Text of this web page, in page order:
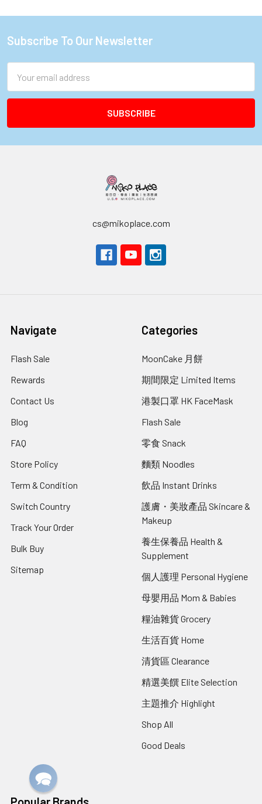
Footer
Subscribe To Our Newsletter
Address
cs@mikoplace.com
Navigate
Flash Sale
Rewards
Contact Us
Blog
FAQ
Store Policy
Term & Condition
Switch Country
Track Your Order
Bulk Buy
Sitemap
Categories
MoonCake 月餅
期間限定 Limited Items
港製口罩 HK FaceMask
Flash Sale
零食 Snack
麵類 Noodles
飲品 Instant Drinks
護膚・美妝產品 Skincare &
Makeup
養生保養品 Health &
Supplement
個人護理 Personal Hygiene
母嬰用品 Mom & Babies
糧油雜貨 Grocery
生活百貨 Home
清貨區 Clearance
精選美饌 Elite Selection
主題推介 Highlight
Shop All
Good Deals